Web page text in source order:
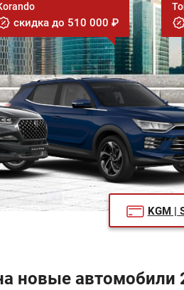
скидка до 510 000 ₽
KGM |
новые автомобили